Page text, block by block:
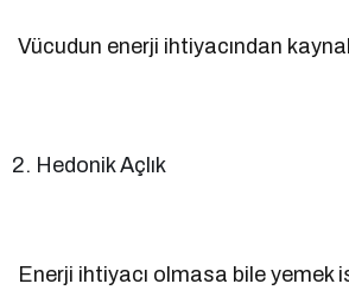
Vücudun enerji ihtiyacından
Hedonik Açlık
Enerji ihtiyacı olmasa bile yemek